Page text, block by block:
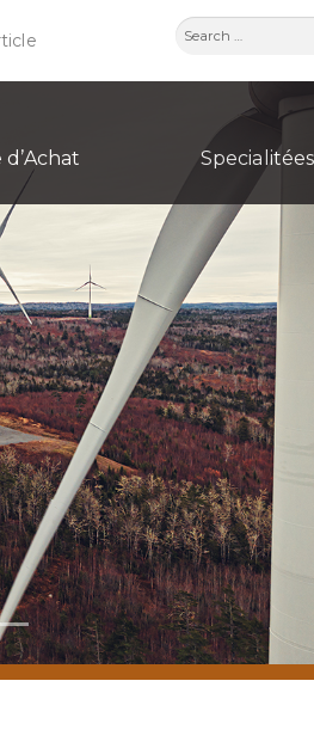
Rechercher :
Specialitées